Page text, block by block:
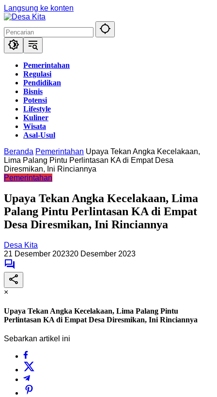
Langsung ke konten
Pemerintahan
Regulasi
Pendidikan
Bisnis
Potensi
Lifestyle
Kuliner
Wisata
Asal-Usul
Beranda Pemerintahan Upaya Tekan Angka Kecelakaan,
Lima Palang Pintu Perlintasan KA di Empat Desa
Diresmikan, Ini Rinciannya
Pemerintahan
Upaya Tekan Angka Kecelakaan, Lima
Palang Pintu Perlintasan KA di Empat
Desa Diresmikan, Ini Rinciannya
Desa Kita
21 Desember 202320 Desember 2023
×
Upaya Tekan Angka Kecelakaan, Lima Palang Pintu
Perlintasan KA di Empat Desa Diresmikan, Ini Rinciannya
Sebarkan artikel ini